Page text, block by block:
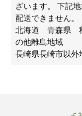
ざいます。 下記
配送できません。
北海道 青森県
の他離島地域
長崎県長崎市以